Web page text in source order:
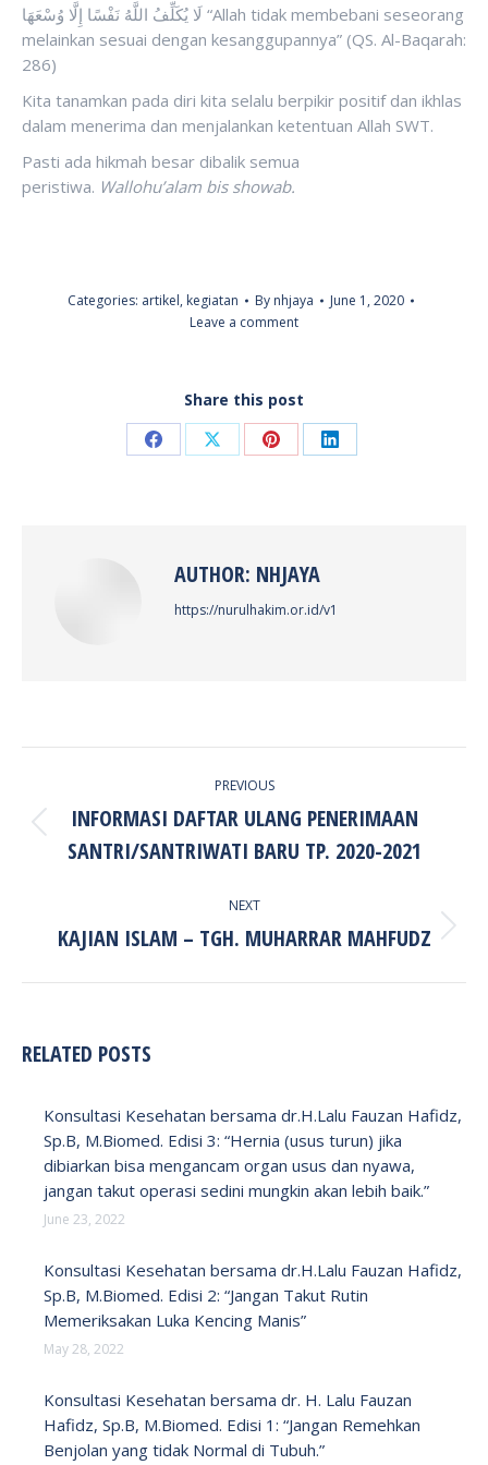
لَا يُكَلِّفُ اللَّهُ نَفْسًا إِلَّا وُسْعَهَا “Allah tidak membebani seseorang
melainkan sesuai dengan kesanggupannya” (QS. Al-Baqarah:
286)
Kita tanamkan pada diri kita selalu berpikir positif dan ikhlas
dalam menerima dan menjalankan ketentuan Allah SWT.
Pasti ada hikmah besar dibalik semua
peristiwa. Wallohu’alam bis showab.
Categories: artikel, kegiatan By nhjaya
June 1, 2020
Leave a comment
Share this post
Share Share Share Share
AUTHOR: NHJAYA
https://nurulhakim.or.id/v1
PREVIOUS
Previous
post:
INFORMASI DAFTAR ULANG PENERIMAAN
SANTRI/SANTRIWATI BARU TP. 2020-2021
NEXT
Next
KAJIAN ISLAM – TGH. MUHARRAR MAHFUDZ
RELATED POSTS
Konsultasi Kesehatan bersama dr.H.Lalu Fauzan Hafidz,
Sp.B, M.Biomed. Edisi 3: “Hernia (usus turun) jika
dibiarkan bisa mengancam organ usus dan nyawa,
jangan takut operasi sedini mungkin akan lebih baik.”
June 23, 2022
Konsultasi Kesehatan bersama dr.H.Lalu Fauzan Hafidz,
Sp.B, M.Biomed. Edisi 2: “Jangan Takut Rutin
Memeriksakan Luka Kencing Manis”
May 28, 2022
Konsultasi Kesehatan bersama dr. H. Lalu Fauzan
Hafidz, Sp.B, M.Biomed. Edisi 1: “Jangan Remehkan
Benjolan yang tidak Normal di Tubuh.”